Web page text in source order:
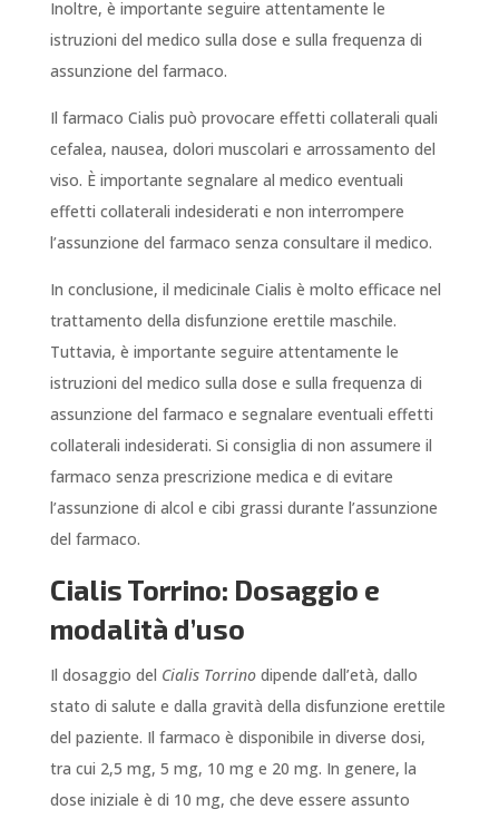
Inoltre, è importante seguire attentamente le
istruzioni del medico sulla dose e sulla frequenza di
assunzione del farmaco.
Il farmaco Cialis può provocare effetti collaterali quali
cefalea, nausea, dolori muscolari e arrossamento del
viso. È importante segnalare al medico eventuali
effetti collaterali indesiderati e non interrompere
l’assunzione del farmaco senza consultare il medico.
In conclusione, il medicinale Cialis è molto efficace nel
trattamento della disfunzione erettile maschile.
Tuttavia, è importante seguire attentamente le
istruzioni del medico sulla dose e sulla frequenza di
assunzione del farmaco e segnalare eventuali effetti
collaterali indesiderati. Si consiglia di non assumere il
farmaco senza prescrizione medica e di evitare
l’assunzione di alcol e cibi grassi durante l’assunzione
del farmaco.
Cialis Torrino: Dosaggio e
modalità d’uso
Il dosaggio del Cialis Torrinodipende dall’età, dallo
stato di salute e dalla gravità della disfunzione erettile
del paziente. Il farmaco è disponibile in diverse dosi,
tra cui 2,5 mg, 5 mg, 10 mg e 20 mg. In genere, la
dose iniziale è di 10 mg, che deve essere assunto